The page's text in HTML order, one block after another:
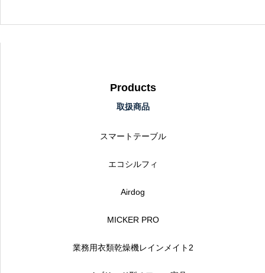
Products
取扱商品
スマートテーブル
エコシルフィ
Airdog
MICKER PRO
業務用衣類乾燥機レインメイト2